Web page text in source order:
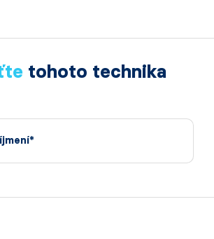
tohoto technika